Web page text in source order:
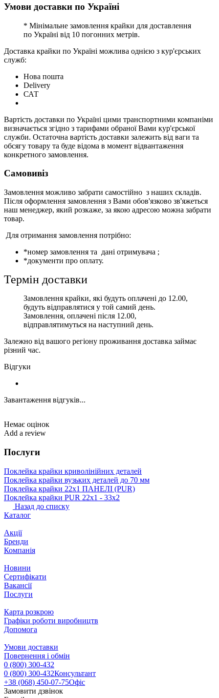
Умови доставки по Україні
* Мінімальне замовлення крайки для доставлення
по Україні від 10 погонних метрів.
Доставка крайки по Україні можлива однією з кур'єрських
служб:
Нова пошта
Delivery
САТ
Вартість доставки по Україні цими транспортними компаніми
визначається згідно з тарифами обраної Вами кур'єрської
служби. Остаточна вартість доставки залежить від ваги та
обсягу товару та буде відома в момент відвантаження
конкретного замовлення.
Самовивіз
Замовлення можливо забрати самостійно з наших складів.
Після оформлення замовлення з Вами обов'язково зв'яжеться
наш менеджер, який розкаже, за якою адресою можна забрати
товар.
Для отримання замовлення потрібно:
*номер замовлення та дані отримувача ;
*документи про оплату.
Термін доставки
Замовлення крайки, які будуть оплачені до 12.00,
будуть відправлятися у той самий день.
Замовлення, оплачені після 12.00,
відправлятимуться на наступний день.
Залежно від вашого регіону проживання доставка займає
різний час.
Відгуки
Завантаження відгуків...
Немає оцінок
Add a review
Послуги
Поклейка крайки криволінійних деталей
Поклейка крайки вузьких деталей до 70 мм
Поклейка крайки 22х1 ПАНЕЛІ (PUR)
Поклейка крайки PUR 22х1 ‐ 33х2
Назад до списку
Каталог
Акції
Бренди
Компанія
Новини
Сертифікати
Вакансії
Послуги
Карта розкрою
Графіки роботи виробництв
Допомога
Умови доставки
Повернення і обмін
0 (800) 300-432
0 (800) 300-432Консультант
+38 (068) 450-07-75Офіс
Замовити дзвінок